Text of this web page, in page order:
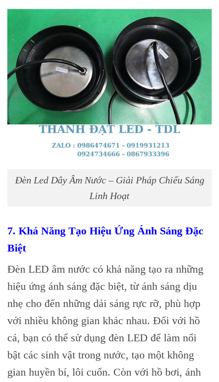
Đèn Led Dây Âm Nước – Giải Pháp Chiếu Sáng
Linh Hoạt
7. Khả Năng Tạo Hiệu Ứng Ánh Sáng Đặc
Biệt
Đèn LED âm nước có khả năng tạo ra những
hiệu ứng ánh sáng đặc biệt, từ ánh sáng dịu
nhẹ cho đến những dải sáng rực rỡ, phù hợp
với nhiều không gian khác nhau. Đối với hồ
cá, bạn có thể sử dụng đèn LED để làm nổi
bật các sinh vật trong nước, tạo một không
gian huyền bí, lôi cuốn. Còn với hồ bơi, ánh